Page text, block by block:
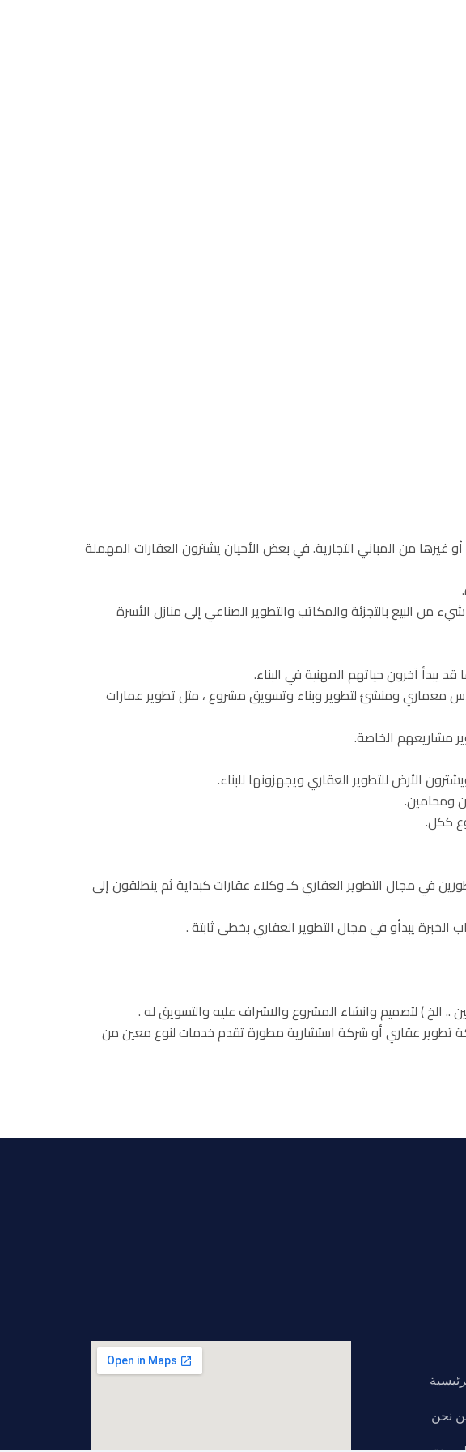
من المباني التجارية. في بعض الأحيان يشترون العقارات المهملة
من البيع بالتجزئة والمكاتب والتطوير الصناعي إلى منازل الأسرة
يبدأ آخرون حياتهم المهنية في البناء.
ومنشئ لتطوير وبناء وتسويق مشروع ، مثل تطوير عمارات
مشاريعهم الخاصة.
الأرض للتطوير العقاري ويجهزونها للبناء.
ومحامين.
ككل.
في مجال التطوير العقاري كـ وكلاء عقارات كبداية ثم ينطلقون إلى
الخبرة يبدأو في مجال التطوير العقاري بخطى ثابتة .
) لتصميم وانشاء المشروع والاشراف عليه والتسويق له .
تطوير عقاري أو شركة استشارية مطورة تقدم خدمات لنوع معين من
نحن